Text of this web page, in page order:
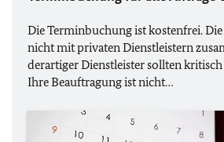
Die Terminbuchung ist kostenfrei.
nicht mit privaten Dienstleistern
derartiger Dienstleister sollten
Ihre Beauftragung ist nicht…